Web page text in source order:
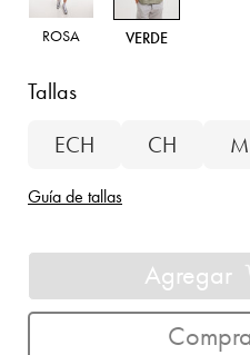
ROSA VERDE
Tallas
ECH
CH M
Guía de tallas
Agregar